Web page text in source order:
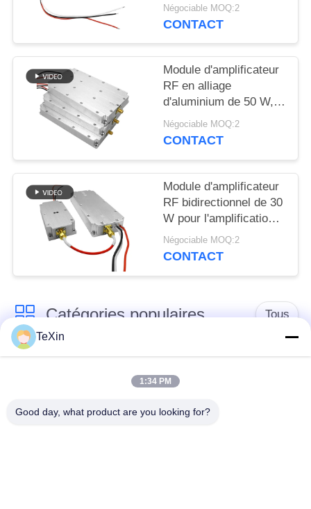
PRIVACY
POLICY
Module pour le
Négociable MOQ:2
CONTACT
Module d'amplificateur
RF en alliage
d'aluminium de 50 W,
bande de
superfréquence 5000-
de brouilleur
Négociable MOQ:2
CONTACT
Module d'amplificateur
RF bidirectionnel de 30
W pour l'amplification
du signal personnalisé
à 868 MHz 900 MHz
Négociable MOQ:2
CONTACT
Catégories populaires Tous
Module de brouilleur
module de brouillage
de drone
Module de brouilleur
amplificateur de
TeXin
1:34 PM
Good day, what product are you looking for?